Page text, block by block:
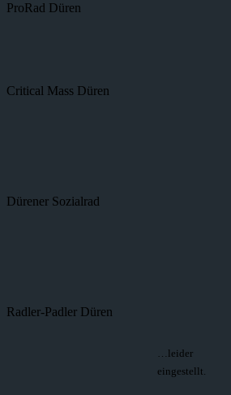
ProRad Düren
Critical Mass Düren
Dürener Sozialrad
Radler-Padler Düren
…leider
eingestellt.